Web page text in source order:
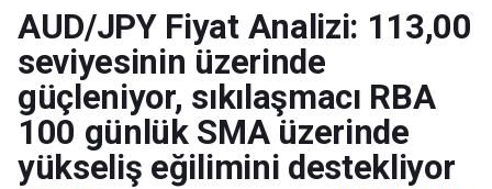
AUD/JPY Fiyat Analizi: 113,00
seviyesinin üzerinde
güçleniyor, sıkılaşmacı RBA
100 günlük SMA üzerinde
yükseliş eğilimini destekliyor